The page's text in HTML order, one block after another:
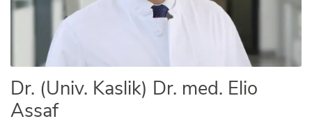
Dr. (Univ. Kaslik) Dr. med. Elio
Assaf